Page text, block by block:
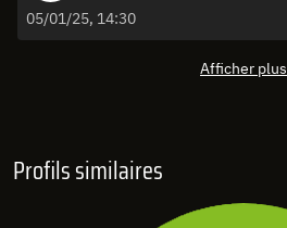
05/01/25, 14:30
Afficher plus
Profils similaires